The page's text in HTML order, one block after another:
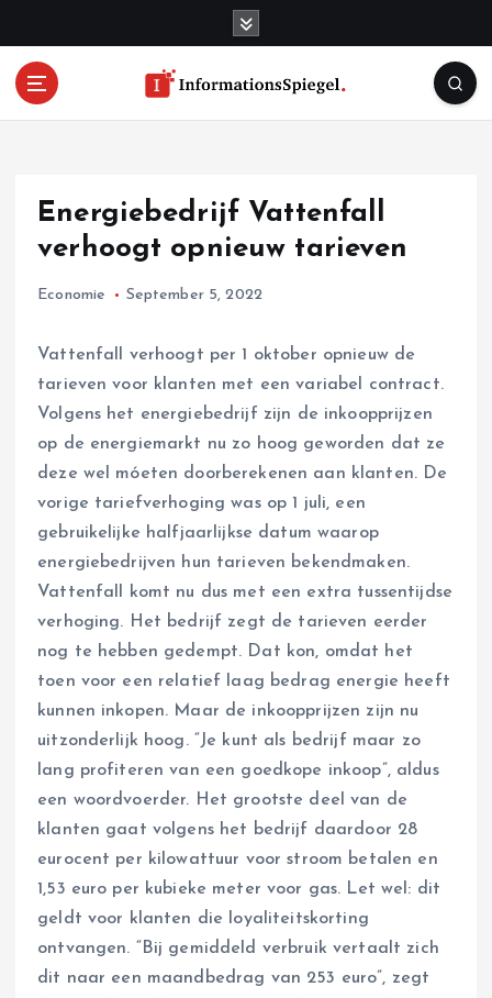
Energiebedrijf Vattenfall
verhoogt opnieuw tarieven
Economie September 5, 2022
Vattenfall verhoogt per 1 oktober opnieuw de
tarieven voor klanten met een variabel contract.
Volgens het energiebedrijf zijn de inkoopprijzen
op de energiemarkt nu zo hoog geworden dat ze
deze wel móeten doorberekenen aan klanten. De
vorige tariefverhoging was op 1 juli, een
gebruikelijke halfjaarlijkse datum waarop
energiebedrijven hun tarieven bekendmaken.
Vattenfall komt nu dus met een extra tussentijdse
verhoging. Het bedrijf zegt de tarieven eerder
nog te hebben gedempt. Dat kon, omdat het
toen voor een relatief laag bedrag energie heeft
kunnen inkopen. Maar de inkoopprijzen zijn nu
uitzonderlijk hoog. “Je kunt als bedrijf maar zo
lang profiteren van een goedkope inkoop”, aldus
een woordvoerder. Het grootste deel van de
klanten gaat volgens het bedrijf daardoor 28
eurocent per kilowattuur voor stroom betalen en
1,53 euro per kubieke meter voor gas. Let wel: dit
geldt voor klanten die loyaliteitskorting
ontvangen. “Bij gemiddeld verbruik vertaalt zich
dit naar een maandbedrag van 253 euro”, zegt